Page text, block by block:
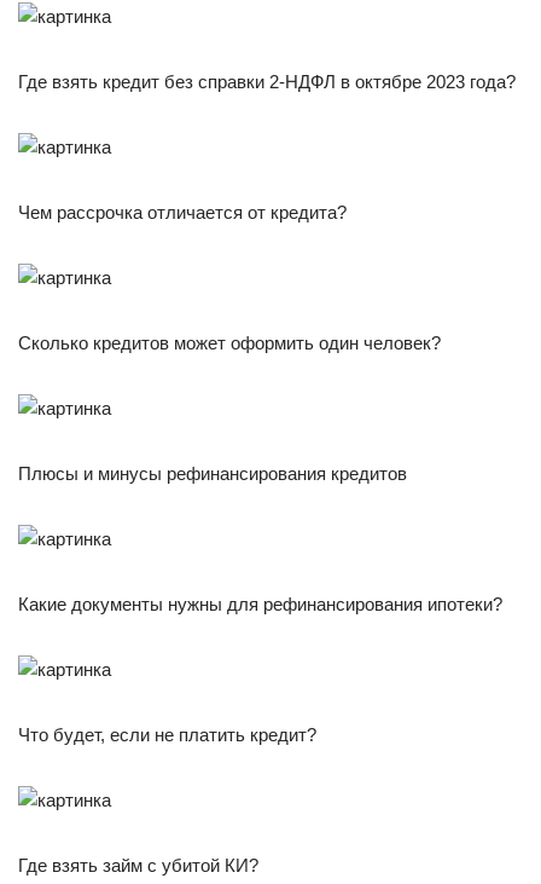
Где взять кредит без справки 2-НДФЛ в октябре 2023 года?
Чем рассрочка отличается от кредита?
Сколько кредитов может оформить один человек?
Плюсы и минусы рефинансирования кредитов
Какие документы нужны для рефинансирования ипотеки?
Что будет, если не платить кредит?
Где взять займ с убитой КИ?